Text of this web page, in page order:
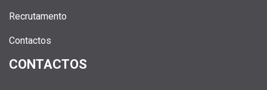
Recrutamento
Contactos
CONTACTOS